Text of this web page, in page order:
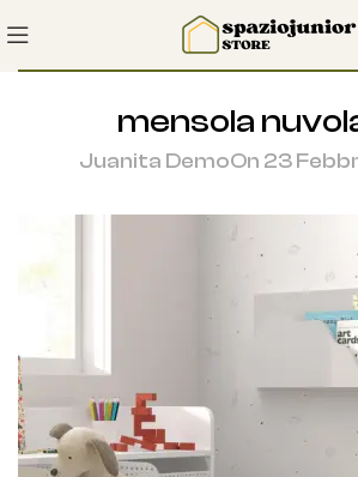
mensola
Juanita DemoOn 23